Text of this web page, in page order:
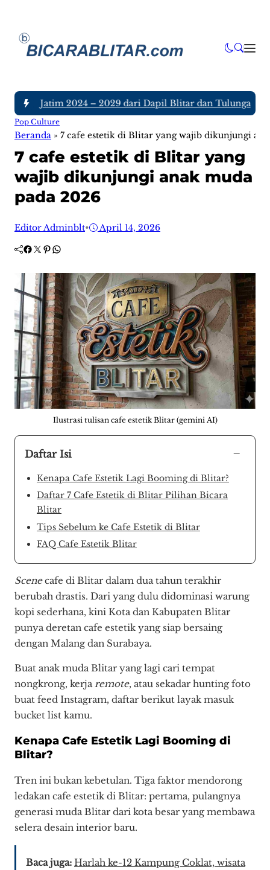
Jatim 2024 – 2029 dari Dapil Blitar dan Tulungagung,
Pop Culture
Beranda » 7 cafe estetik di Blitar yang wajib dikunjungi
7 cafe estetik di Blitar yang
wajib dikunjungi anak muda
pada 2026
Editor Adminblt• April 14, 2026
Facebook Twitter Pinterest WhatsApp
Ilustrasi tulisan cafe estetik Blitar (gemini AI)
Daftar Isi −
Kenapa Cafe Estetik Lagi Booming di Blitar?
Daftar 7 Cafe Estetik di Blitar Pilihan Bicara
Blitar
Tips Sebelum ke Cafe Estetik di Blitar
FAQ Cafe Estetik Blitar
Scenecafe di Blitar dalam dua tahun terakhir
berubah drastis. Dari yang dulu didominasi warung
kopi sederhana, kini Kota dan Kabupaten Blitar
punya deretan cafe estetik yang siap bersaing
dengan Malang dan Surabaya.
Buat anak muda Blitar yang lagi cari tempat
nongkrong, kerjaremote, atau sekadar hunting foto
buat feed Instagram, daftar berikut layak masuk
bucket list kamu.
Kenapa Cafe Estetik Lagi Booming di
Blitar?
Tren ini bukan kebetulan. Tiga faktor mendorong
ledakan cafe estetik di Blitar: pertama, pulangnya
generasi muda Blitar dari kota besar yang membawa
selera desain interior baru.
Baca juga: Harlah ke-12 Kampung Coklat, wisata